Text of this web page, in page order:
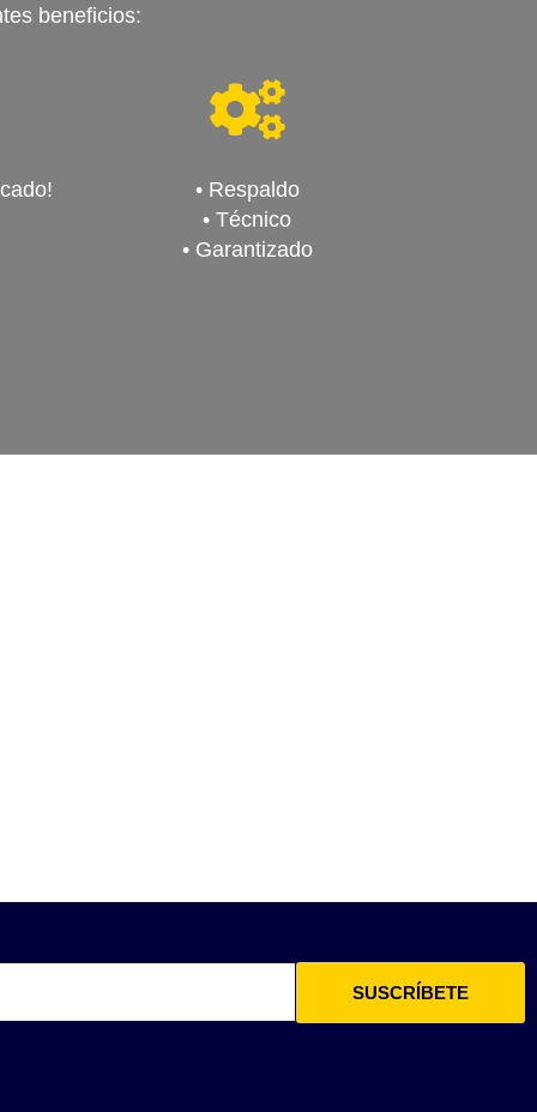
beneficios:
• Respaldo
• Técnico
• Garantizado